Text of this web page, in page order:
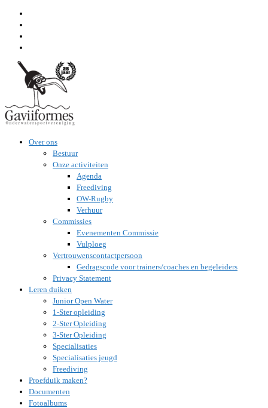
inhoud
Over ons
Bestuur
Onze activiteiten
Agenda
Freediving
OW-Rugby
Verhuur
Commissies
Evenementen Commissie
Vulploeg
Vertrouwenscontactpersoon
Gedragscode voor trainers/coaches en begeleiders
Privacy Statement
Leren duiken
Junior Open Water
1-Ster opleiding
2-Ster Opleiding
3-Ster Opleiding
Specialisaties
Specialisaties jeugd
Freediving
Proefduik maken?
Documenten
Fotoalbums